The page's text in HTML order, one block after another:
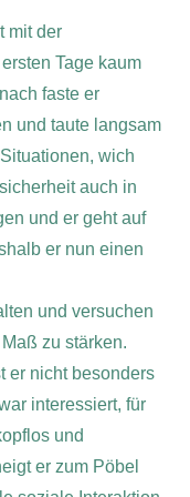
mit der
Tage kaum
faste er
und taute langsam
wich
auch in
und er geht auf
er nun einen
und versuchen
zu stärken.
er nicht besonders
interessiert, für
und
er zum Pöbel